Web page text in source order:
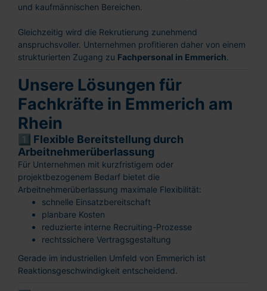
und kaufmännischen Bereichen.
Gleichzeitig wird die Rekrutierung zunehmend
anspruchsvoller. Unternehmen profitieren daher von einem
strukturierten Zugang zu Fachpersonal in Emmerich.
Unsere Lösungen für
Fachkräfte in Emmerich am
Rhein
1️⃣ Flexible Bereitstellung durch
Arbeitnehmerüberlassung
Für Unternehmen mit kurzfristigem oder
projektbezogenem Bedarf bietet die
Arbeitnehmerüberlassung maximale Flexibilität:
schnelle Einsatzbereitschaft
planbare Kosten
reduzierte interne Recruiting-Prozesse
rechtssichere Vertragsgestaltung
Gerade im industriellen Umfeld von Emmerich ist
Reaktionsgeschwindigkeit entscheidend.